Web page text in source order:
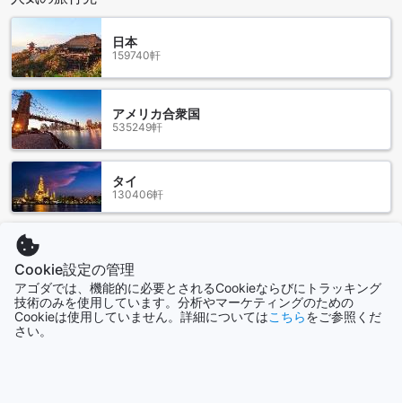
ンシリ リゾートまではタクシーまたは車で約45分ほどの距離
です。空港の到着ロビーにはタクシー乗り場があり、そこか
らシンシリ リゾートまでの交通手段を手配することができま
す。ただし、タクシーの料金はメーターで計算されず、事前
に交渉する必要があるため、料金交渉には注意が必要です。
シンシリ リゾートへの送迎サービスも利用可能であり、事前
に予約することがおすすめです。
周辺のランドマークとアトラクション
シンシリ リゾート【SHA Plus+認定】の周辺にはさまざまな
ランドマークとアトラクションがあります。近くにはサファ
た、Tops Super Nong Chok Branceも近くにあり、お買い物
や食事に便利です。さらに、Thonburi Snake Farmでは、蛇
に興味のある方には興味深い体験ができます。ノン チョック
パブリック パークでは、自然の中でリラックスした時間を過
ごすことができます。セーン・アルン・アシュラムは、美し
い寺院であり、文化的な巡り合わせを楽しむことができま
日本
159740軒
アメリカ合衆国
535249軒
タイ
130406軒
2690軒
シンガポール
Cookie設定の管理
アゴダでは、機能的に必要とされるCookieならびにトラッキング
技術のみを使用しています。分析やマーケティングのための
Cookieは使用していません。詳細についてはこちらをご参照くだ
さい。